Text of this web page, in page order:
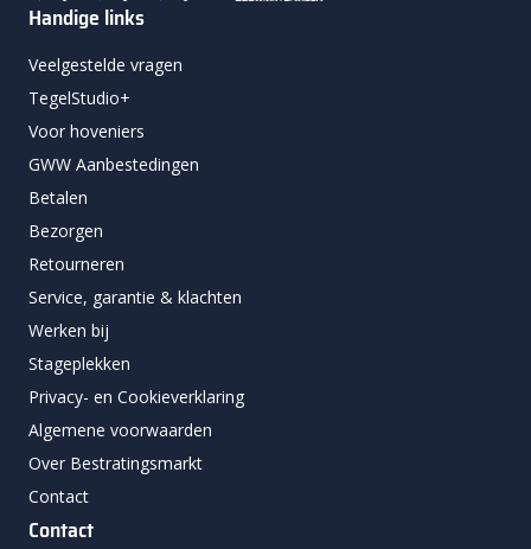
Handige links
Veelgestelde vragen
TegelStudio+
Voor hoveniers
GWW Aanbestedingen
Betalen
Bezorgen
Retourneren
Service, garantie & klachten
Werken bij
Stageplekken
Privacy- en Cookieverklaring
Algemene voorwaarden
Over Bestratingsmarkt
Contact
Contact